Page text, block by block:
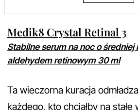
Medik8 Crystal Retinal 3
Stabilne serum na noc o średniej
aldehydem retinowym 30 ml
Ta wieczorna kuracja
każdego, kto chciałby na